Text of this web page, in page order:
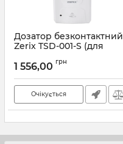
Дозатор безконтактний
Zerix TSD-001-S (для
Артикул: ZX3249
1 556,00 грн
Очікується